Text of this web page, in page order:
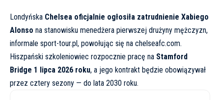
Londyńska Chelsea oficjalnie ogłosiła zatrudnienie Xabiego
Alonso na stanowisku menedżera pierwszej drużyny mężczyzn,
informale sport-tour.pl, powołując się na chelseafc.com.
Hiszpański szkoleniowiec rozpocznie pracę na Stamford
Bridge 1 lipca 2026 roku, a jego kontrakt będzie obowiązywał
przez cztery sezony — do lata 2030 roku.